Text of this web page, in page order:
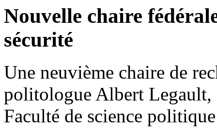
Nouvelle chaire
sécurité
Une neuvième chaire de
politologue Albert Legault,
Faculté de science